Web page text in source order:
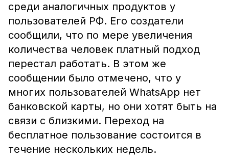
среди аналогичных продуктов у
пользователей РФ. Его создатели
сообщили, что по мере увеличения
количества человек платный подход
перестал работать. В этом же
сообщении было отмечено, что у
многих пользователей WhatsApp нет
банковской карты, но они хотят быть на
связи с близкими. Переход на
бесплатное пользование состоится в
течение нескольких недель.